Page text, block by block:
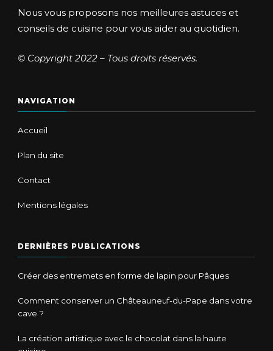
Nous vous proposons nos meilleures astuces et
conseils de cuisine pour vous aider au quotidien.
© Copyright 2022 – Tous droits réservés.
NAVIGATION
Accueil
Plan du site
Contact
Mentions légales
DERNIÈRES PUBLICATIONS
Créer des entremets en forme de lapin pour Pâques
Comment conserver un Châteauneuf-du-Pape dans votre
cave ?
La création artistique avec le chocolat dans la haute